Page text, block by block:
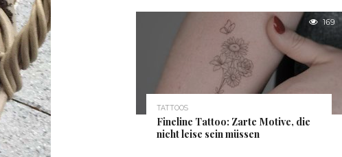
169
TATTOOS
Fineline Tattoo: Zarte Motive, die
nicht leise sein müssen